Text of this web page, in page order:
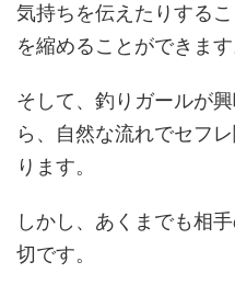
気持ちを伝えたりする
を縮めることができます
そして、釣りガールが
ら、自然な流れでセフ
ります。
しかし、あくまでも相
切です。